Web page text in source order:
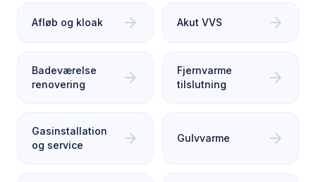
Afløb og kloak arrow_forward Akut VVS arrow_forward
Badeværelse
renovering
arrow_forward
Fjernvarme
tilslutning
arrow_forward
Gasinstallation
og service
arrow_forward Gulvvarme arrow_forward